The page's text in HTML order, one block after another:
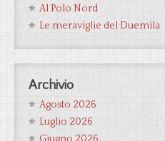
Al Polo Nord
Le meraviglie del Duemila
Archivio
Agosto 2026
Luglio 2026